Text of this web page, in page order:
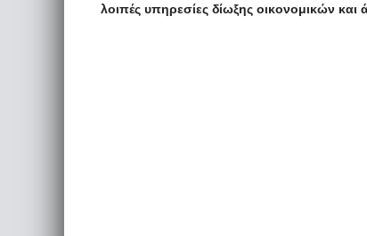
λοιπές υπηρεσίες δίωξης οικονομικών